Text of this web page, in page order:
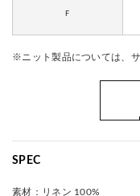
F
※ニット製品については、
SPEC
素材： リネン 100%